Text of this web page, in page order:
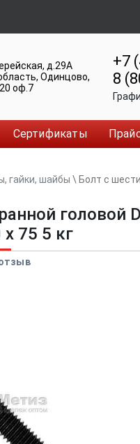
д.29А
Одинцово,
оф.7
+7
8
Сертификаты
гайки, шайбы \ Болт с
головой
75 5 кг